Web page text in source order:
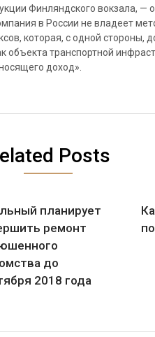
Финляндского вокзала, —
в России не владеет
которая, с одной стороны,
транспортной
доход».
Posts
планирует
ремонт
до
2018 года